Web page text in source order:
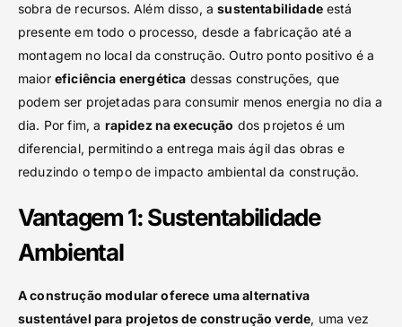
sobra de recursos. Além disso, asustentabilidadeestá
presente em todo o processo, desde a fabricação até a
montagem no local da construção. Outro ponto positivo é a
maior eficiência energética dessas construções, que
podem ser projetadas para consumir menos energia no dia a
dia. Por fim, a rapidez na execução dos projetos é um
diferencial, permitindo a entrega mais ágil das obras e
reduzindo o tempo de impacto ambiental da construção.
Vantagem 1: Sustentabilidade
Ambiental
A construção modular oferece uma alternativa
sustentável para projetos de construção verde, uma vez